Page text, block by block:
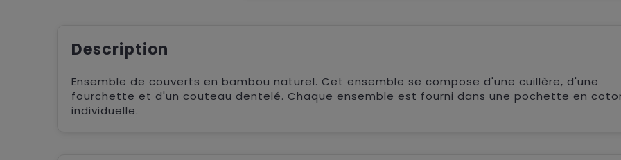
Description
Ensemble de couverts en bambou naturel. Cet ensemble se compose d'une cuillère, d'une
fourchette et d'un couteau dentelé. Chaque ensemble est fourni dans une pochette en
individuelle.